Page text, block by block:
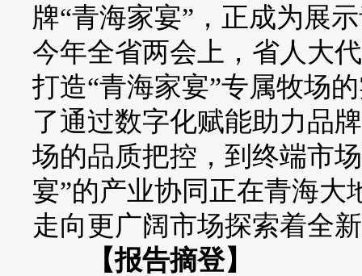
牌“青海家宴”，正成为展
今年全省两会上，省人大
打造“青海家宴”专属牧场
了通过数字化赋能助力品
场的品质把控，到终端市
宴”的产业协同正在青海大
走向更广阔市场探索着全
【报告摘登】